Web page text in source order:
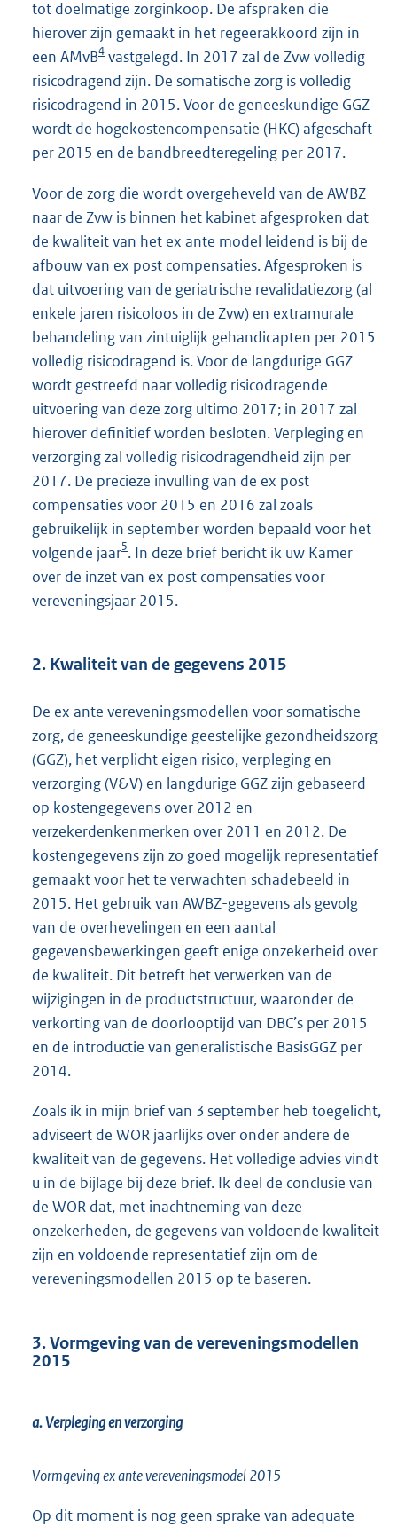
tot doelmatige zorginkoop. De afspraken die
hierover zijn gemaakt in het regeerakkoord zijn in
een AMvB4 vastgelegd. In 2017 zal de Zvw volledig
risicodragend zijn. De somatische zorg is volledig
risicodragend in 2015. Voor de geneeskundige GGZ
wordt de hogekostencompensatie (HKC) afgeschaft
per 2015 en de bandbreedteregeling per 2017.
Voor de zorg die wordt overgeheveld van de AWBZ
naar de Zvw is binnen het kabinet afgesproken dat
de kwaliteit van het ex ante model leidend is bij de
afbouw van ex post compensaties. Afgesproken is
dat uitvoering van de geriatrische revalidatiezorg (al
enkele jaren risicoloos in de Zvw) en extramurale
behandeling van zintuiglijk gehandicapten per 2015
volledig risicodragend is. Voor de langdurige GGZ
wordt gestreefd naar volledig risicodragende
uitvoering van deze zorg ultimo 2017; in 2017 zal
hierover definitief worden besloten. Verpleging en
verzorging zal volledig risicodragendheid zijn per
2017. De precieze invulling van de ex post
compensaties voor 2015 en 2016 zal zoals
gebruikelijk in september worden bepaald voor het
volgende jaar5. In deze brief bericht ik uw Kamer
over de inzet van ex post compensaties voor
vereveningsjaar 2015.
2. Kwaliteit van de gegevens 2015
De ex ante vereveningsmodellen voor somatische
zorg, de geneeskundige geestelijke gezondheidszorg
(GGZ), het verplicht eigen risico, verpleging en
verzorging (V&V) en langdurige GGZ zijn gebaseerd
op kostengegevens over 2012 en
verzekerdenkenmerken over 2011 en 2012. De
kostengegevens zijn zo goed mogelijk representatief
gemaakt voor het te verwachten schadebeeld in
2015. Het gebruik van AWBZ-gegevens als gevolg
van de overhevelingen en een aantal
gegevensbewerkingen geeft enige onzekerheid over
de kwaliteit. Dit betreft het verwerken van de
wijzigingen in de productstructuur, waaronder de
verkorting van de doorlooptijd van DBC’s per 2015
en de introductie van generalistische BasisGGZ per
2014.
Zoals ik in mijn brief van 3 september heb toegelicht,
adviseert de WOR jaarlijks over onder andere de
kwaliteit van de gegevens. Het volledige advies vindt
u in de bijlage bij deze brief. Ik deel de conclusie van
de WOR dat, met inachtneming van deze
onzekerheden, de gegevens van voldoende kwaliteit
zijn en voldoende representatief zijn om de
vereveningsmodellen 2015 op te baseren.
3. Vormgeving van de vereveningsmodellen
2015
a. Verpleging en verzorging
Vormgeving ex ante vereveningsmodel 2015
Op dit moment is nog geen sprake van adequate